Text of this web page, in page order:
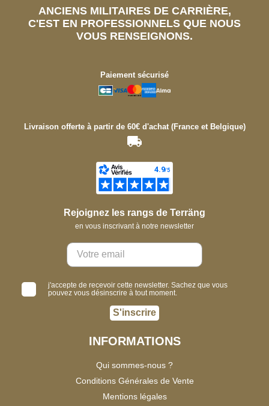
ANCIENS MILITAIRES DE CARRIÈRE,
C'EST EN PROFESSIONNELS QUE NOUS
VOUS RENSEIGNONS.
Paiement sécurisé
Livraison offerte à partir de 60€ d'achat (France et Belgique)
Rejoignez les rangs de Terräng
en vous inscrivant à notre newsletter
j'accepte de recevoir cette newsletter. Sachez que vous
pouvez vous désinscrire à tout moment.
S'inscrire
INFORMATIONS
Qui sommes-nous ?
Conditions Générales de Vente
Mentions légales